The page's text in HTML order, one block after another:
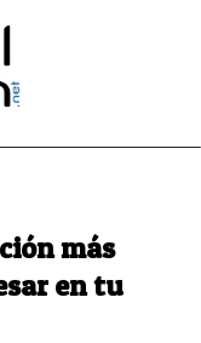
más
en tu